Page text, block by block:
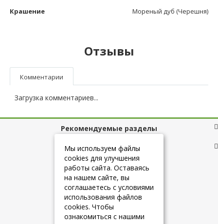
Крашение Мореный дуб (Черешня)
Отзывы
Комментарии
Загрузка комментариев...
Рекомендуемые разделы
Полезные ссылки
+7 (925) 084-10-60
Мы используем файлы
cookies для улучшения
работы сайта. Оставаясь
на нашем сайте, вы
соглашаетесь с условиями
использования файлов
cookies. Чтобы
ознакомиться с нашими